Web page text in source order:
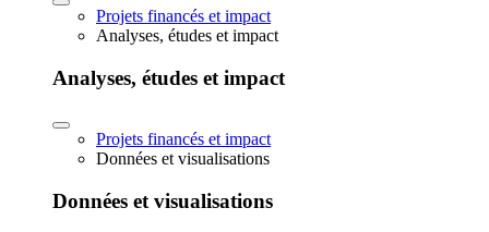
Projets financés et impact
Analyses, études et impact
Analyses, études et impact
Projets financés et impact
Données et visualisations
Données et visualisations